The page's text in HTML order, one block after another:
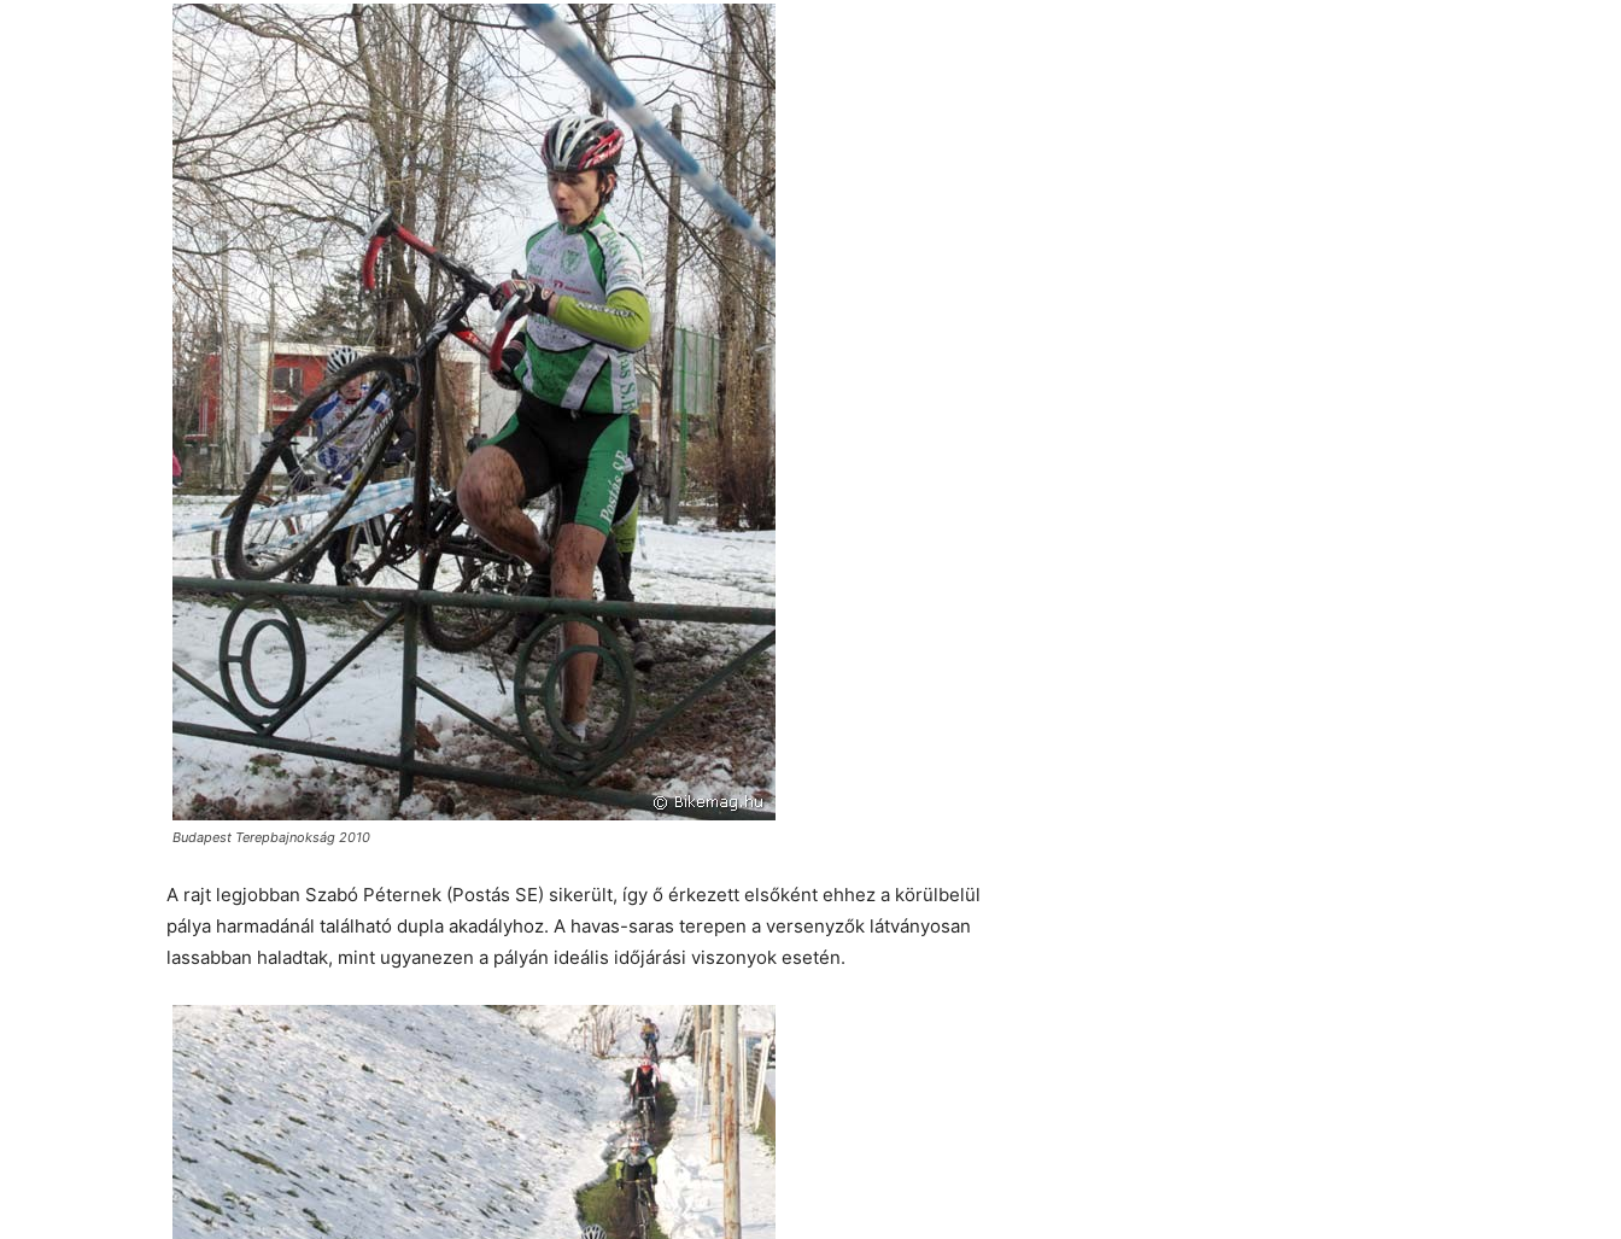
Budapest Terepbajnokság 2010
A rajt legjobban Szabó Péternek (Postás SE) sikerült, így ő érkezett elsőként ehhez a körülbelül
pálya harmadánál található dupla akadályhoz. A havas-saras terepen a versenyzők látványosan
lassabban haladtak, mint ugyanezen a pályán ideális időjárási viszonyok esetén.